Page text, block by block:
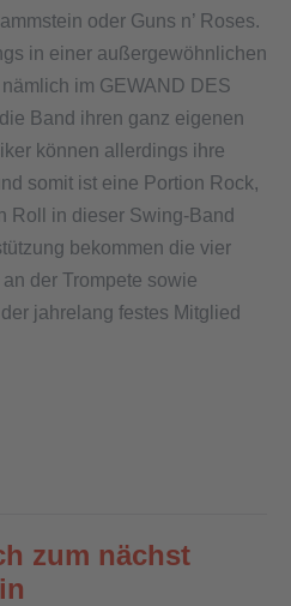
oder Guns n’ Roses.
in einer außergewöhnlichen
im GEWAND DES
Band ihren ganz eigenen
können allerdings ihre
somit ist eine Portion Rock,
Roll in dieser Swing-Band
bekommen die vier
der Trompete sowie
jahrelang festes Mitglied
zum nächst